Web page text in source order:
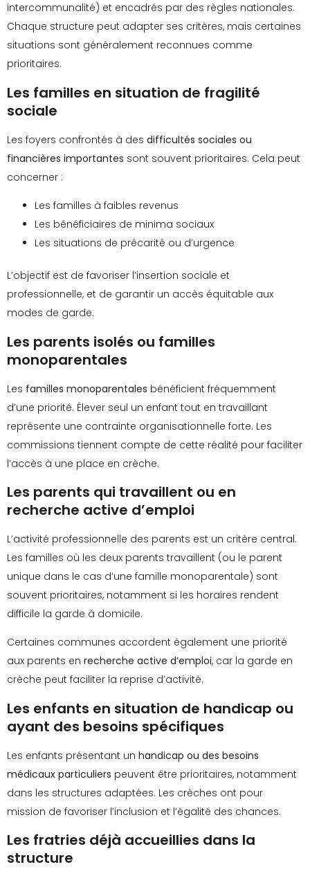
intercommunalité) et encadrés par des règles nationales.
Chaque structure peut adapter ses critères, mais certaines
situations sont généralement reconnues comme
prioritaires.
Les familles en situation de fragilité
sociale
Les foyers confrontés à des difficultés sociales ou
financières importantes sont souvent prioritaires. Cela peut
concerner :
Les familles à faibles revenus
Les bénéficiaires de minima sociaux
Les situations de précarité ou d’urgence
L’objectif est de favoriser l’insertion sociale et
professionnelle, et de garantir un accès équitable aux
modes de garde.
Les parents isolés ou familles
monoparentales
Les familles monoparentales bénéficient fréquemment
d’une priorité. Élever seul un enfant tout en travaillant
représente une contrainte organisationnelle forte. Les
commissions tiennent compte de cette réalité pour faciliter
l’accès à une place en crèche.
Les parents qui travaillent ou en
recherche active d’emploi
L’activité professionnelle des parents est un critère central.
Les familles où les deux parents travaillent (ou le parent
unique dans le cas d’une famille monoparentale) sont
souvent prioritaires, notamment si les horaires rendent
difficile la garde à domicile.
Certaines communes accordent également une priorité
aux parents en recherche active d’emploi, car la garde en
crèche peut faciliter la reprise d’activité.
Les enfants en situation de handicap ou
ayant des besoins spécifiques
Les enfants présentant un handicap ou des besoins
médicaux particuliers peuvent être prioritaires, notamment
dans les structures adaptées. Les crèches ont pour
mission de favoriser l’inclusion et l’égalité des chances.
Les fratries déjà accueillies dans la
structure